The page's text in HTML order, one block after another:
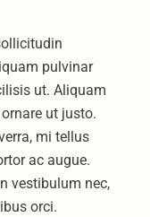
pulvinar
ut. Aliquam
ut justo.
mi tellus
ac augue.
vestibulum nec,
orci.